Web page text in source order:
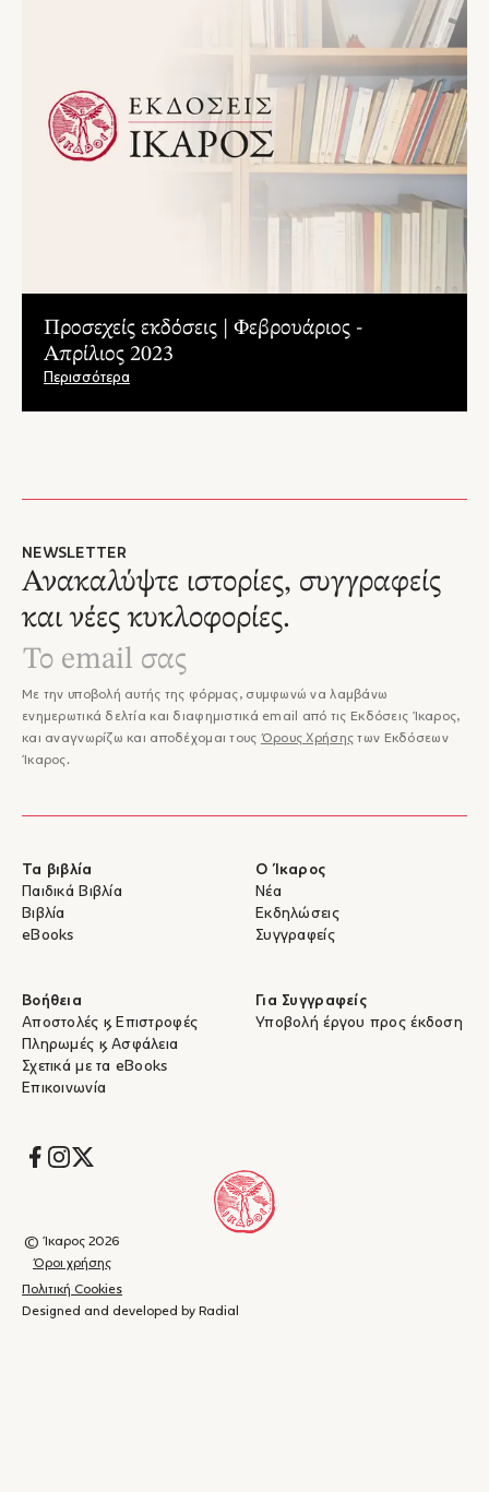
Προσεχείς εκδόσεις | Φεβρουάριος -
Απρίλιος 2023
Περισσότερα
NEWSLETTER
Ανακαλύψτε ιστορίες, συγγραφείς
και νέες κυκλοφορίες.
Με την υποβολή αυτής της φόρμας, συμφωνώ να λαμβάνω
ενημερωτικά δελτία και διαφημιστικά email από τις Εκδόσεις Ίκαρος,
και αναγνωρίζω και αποδέχομαι τους Όρους Χρήσης των Εκδόσεων
Ίκαρος.
Τα βιβλία
Παιδικά Βιβλία
Βιβλία
eBooks
Ο Ίκαρος
Νέα
Εκδηλώσεις
Συγγραφείς
Βοήθεια
Αποστολές & Επιστροφές
Πληρωμές & Ασφάλεια
Σχετικά με τα eBooks
Επικοινωνία
Για Συγγραφείς
Υποβολή έργου προς έκδοση
Socials
© Ίκαρος 2026
Όροι χρήσης
Πολιτική Cookies
Designed and developed by Radial